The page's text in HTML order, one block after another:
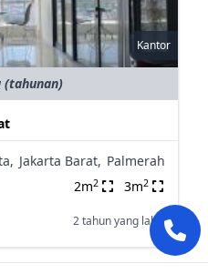
Kantor
(tahunan)
Jakarta Barat, Palmerah
2m2 3m2
2 tahun yang lalu